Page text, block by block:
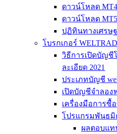
ดาวน์โหลด MT4
ดาวน์โหลด MT5
ปฏิทินทางเศรษ
โบรกเกอร์
วิธีการเปิดบัญชี
ละเอียด 2021
ประเภทบัญชี
เปิดบัญชีจำลอง
เครื่องมือการซื้
โปรแกรมพันธมิ
ผลตอบแ